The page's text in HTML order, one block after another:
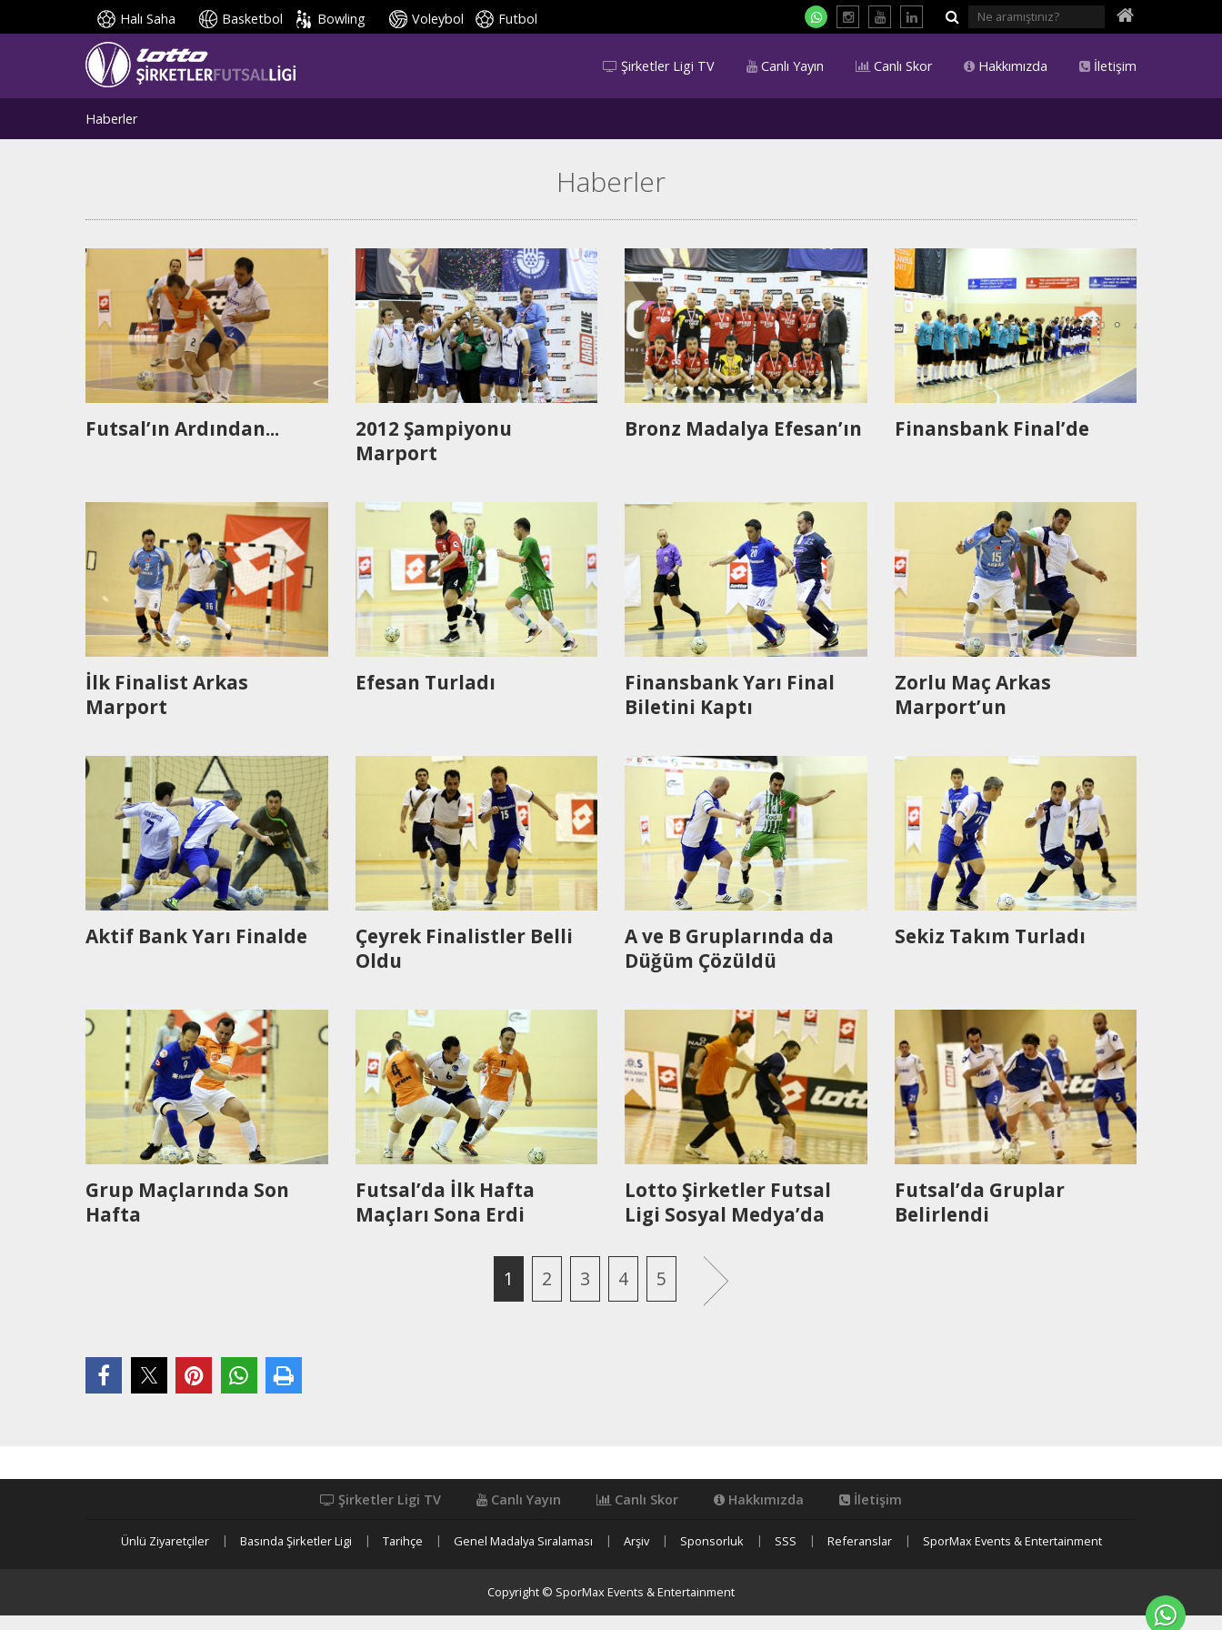
Haberler
Halı Saha Basketbol Bowling Voleybol Futbol
İletişim
Hakkımızda
Canlı Skor
Canlı Yayın
Şirketler Ligi TV
Haberler
Futsal’ın Ardından...
2012 Şampiyonu
Marport
Bronz Madalya Efesan’ın Finansbank Final’de
İlk Finalist Arkas
Marport
Efesan Turladı
Finansbank Yarı Final
Biletini Kaptı
Zorlu Maç Arkas
Marport’un
Aktif Bank Yarı Finalde
Çeyrek Finalistler Belli
Oldu
A ve B Gruplarında da
Düğüm Çözüldü
Sekiz Takım Turladı
Grup Maçlarında Son
Hafta
Futsal’da İlk Hafta
Maçları Sona Erdi
Lotto Şirketler Futsal
Ligi Sosyal Medya’da
Futsal’da Gruplar
Belirlendi
1 2 3 4 5
Şirketler Ligi TV Canlı Yayın Canlı Skor Hakkımızda İletişim
Ünlü Ziyaretçiler Basında Şirketler Ligi Tarihçe Genel Madalya Sıralaması Arşiv Sponsorluk SSS Referanslar SporMax Events & Entertainment
Copyright © SporMax Events & Entertainment